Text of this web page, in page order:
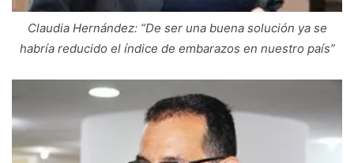
Claudia Hernández: “De ser una buena solución ya se
habría reducido el índice de embarazos en nuestro país”